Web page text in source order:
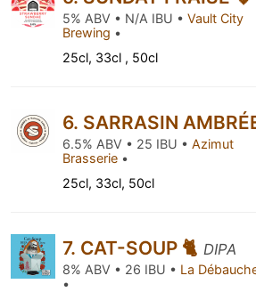
5% ABV • N/A IBU • Vault City
Brewing •
25cl, 33cl , 50cl
6. SARRASIN
6.5% ABV • 25 IBU • Azimut
Brasserie •
25cl, 33cl, 50cl
7. CAT-SOUP 🐈 DIPA
8% ABV • 26 IBU • La
•